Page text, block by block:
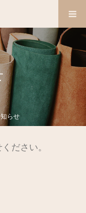
らせ
ださい。